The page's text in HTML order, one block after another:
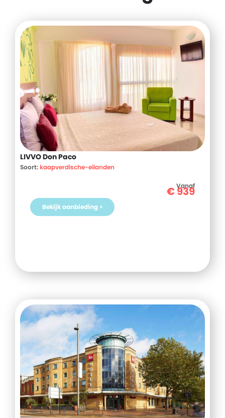
LIVVO Don Paco
Soort:kaapverdische-eilanden
Vanaf
€939
Bekijk aanbieding >